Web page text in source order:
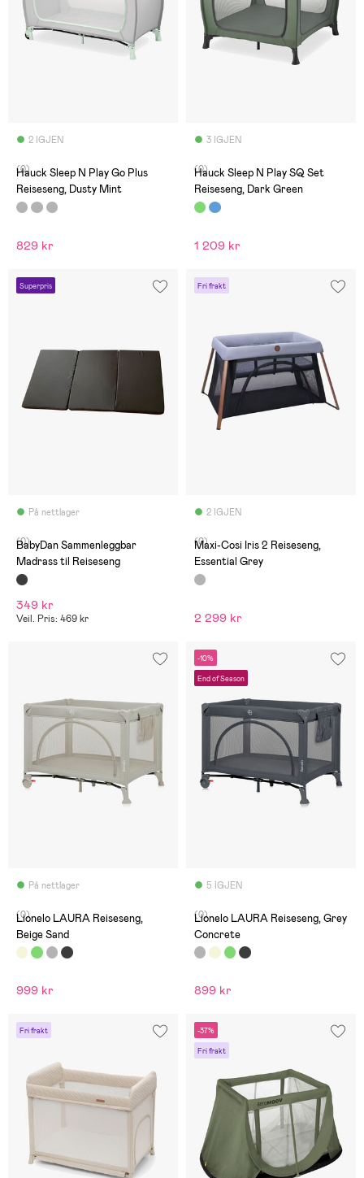
2 IGJEN
(0)
Hauck Sleep N Play Go Plus
Reiseseng, Dusty Mint
829 kr
3 IGJEN
(0)
Hauck Sleep N Play SQ Set
Reiseseng, Dark Green
1 209 kr
Superpris
På nettlager
(0)
BabyDan Sammenleggbar
Madrass til Reiseseng
349 kr
Veil. Pris: 469 kr
Fri frakt
2 IGJEN
(0)
Maxi-Cosi Iris 2 Reiseseng,
Essential Grey
2 299 kr
På nettlager
(0)
Lionelo LAURA Reiseseng,
Beige Sand
999 kr
-10%
End of Season
5 IGJEN
(0)
Lionelo LAURA Reiseseng, Grey
Concrete
899 kr
Fri frakt -37%
Fri frakt